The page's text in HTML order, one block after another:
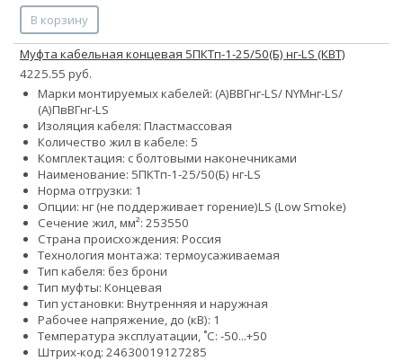
В корзину
Муфта кабельная концевая 5ПКТп-1-25/50(Б) нг-LS (КВТ)
4225.55 руб.
Марки монтируемых кабелей: (А)ВВГнг-LS/ NYMнг-LS/
(А)ПвВГнг-LS
Изоляция кабеля: Пластмассовая
Количество жил в кабеле: 5
Комплектация: с болтовыми наконечниками
Наименование: 5ПКТп-1-25/50(Б) нг-LS
Норма отгрузки: 1
Опции: нг (не поддерживает горение)LS (Low Smoke)
Сечение жил, мм²: 253550
Страна происхождения: Россия
Технология монтажа: термоусаживаемая
Тип кабеля: без брони
Тип муфты: Концевая
Тип установки: Внутренняя и наружная
Рабочее напряжение, до (кВ): 1
Температура эксплуатации, ˚С: -50...+50
Штрих-код: 24630019127285